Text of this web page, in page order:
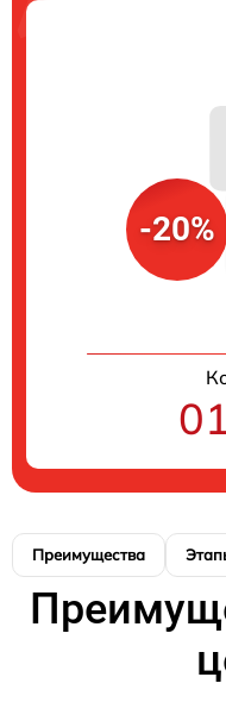
-20%
Преимущества